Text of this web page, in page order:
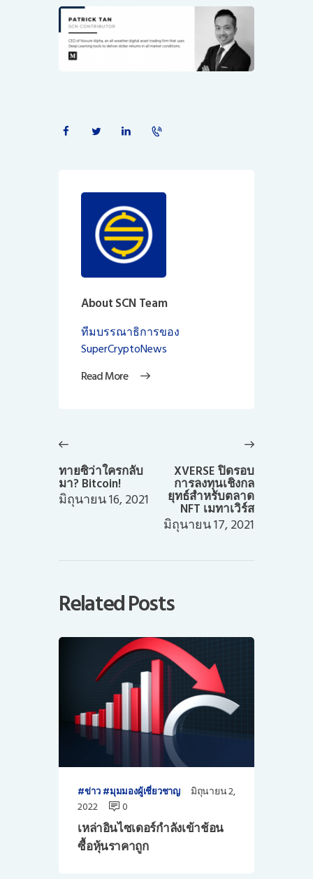
About SCN Team
ทีมบรรณาธิการของ
SuperCryptoNews
Read More
เรื่อง
post:
ทายซิว่าใครกลับ
มา? Bitcoin!
มิถุนายน 16, 2021
XVERSE ปิดรอบ
การลงทุนเชิงกล
ยุทธ์สำหรับตลาด
NFT เมทาเวิร์ส
มิถุนายน 17, 2021
Related Posts
ข่าว มุมมองผู้เชี่ยวชาญ
มิถุนายน 2,
2022
0
เหล่าอินไซเดอร์กำลังเข้าช้อน
ซื้อหุ้นราคาถูก